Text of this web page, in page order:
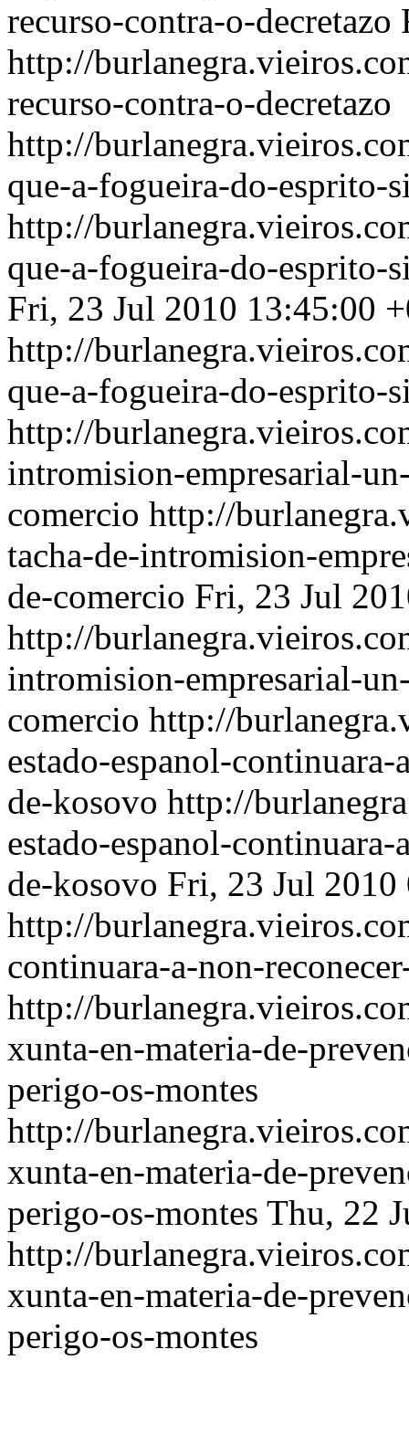
recurso-contra-o-decretazo
http://
recurso-contra-o-decretazo
http://
que-a-fogueira-do-esprito-
http://
que-a-fogueira-do-esprito-
Fri, 23 Jul 2010 13:45:00
http://
que-a-fogueira-do-esprito-
http://
intromision-empresarial-
comercio http://
tacha-de-intromision-
de-comercio Fri, 23 Jul
http://
intromision-empresarial-
comercio http://
estado-espanol-
de-kosovo http://
estado-espanol-
de-kosovo Fri, 23 Jul
http://
continuara-a-non-
http://
xunta-en-materia-de-
perigo-os-montes
http://
xunta-en-materia-de-
perigo-os-montes Thu, 22
http://
xunta-en-materia-de-
perigo-os-montes